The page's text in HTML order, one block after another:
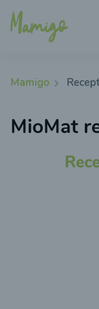
Mamigo
MioMat